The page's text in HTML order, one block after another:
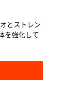
とストレン
を強化して
ラムで